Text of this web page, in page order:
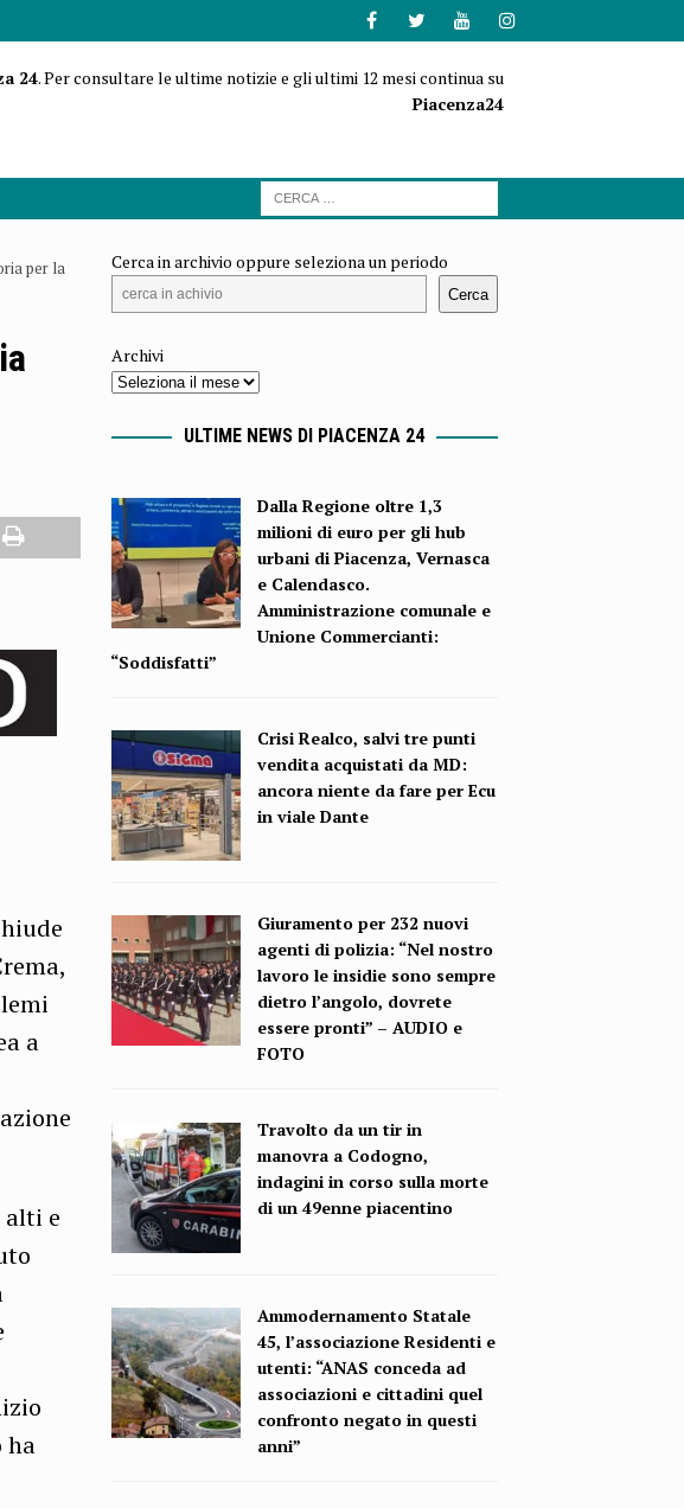
24. Per consultare le ultime notizie e gli ultimi 12 mesi continua su
Piacenza24
per la
a
alti e
ha
Cerca in archivio oppure seleziona un periodo
Cerca
Archivi
ULTIME NEWS DI PIACENZA 24
Dalla Regione oltre 1,3
milioni di euro per gli hub
urbani di Piacenza, Vernasca
e Calendasco.
Amministrazione comunale e
Unione Commercianti:
“Soddisfatti”
Crisi Realco, salvi tre punti
vendita acquistati da MD:
ancora niente da fare per Ecu
in viale Dante
Giuramento per 232 nuovi
agenti di polizia: “Nel nostro
lavoro le insidie sono sempre
dietro l’angolo, dovrete
essere pronti” – AUDIO e
FOTO
Travolto da un tir in
manovra a Codogno,
indagini in corso sulla morte
di un 49enne piacentino
Ammodernamento Statale
45, l’associazione Residenti e
utenti: “ANAS conceda ad
associazioni e cittadini quel
confronto negato in questi
anni”